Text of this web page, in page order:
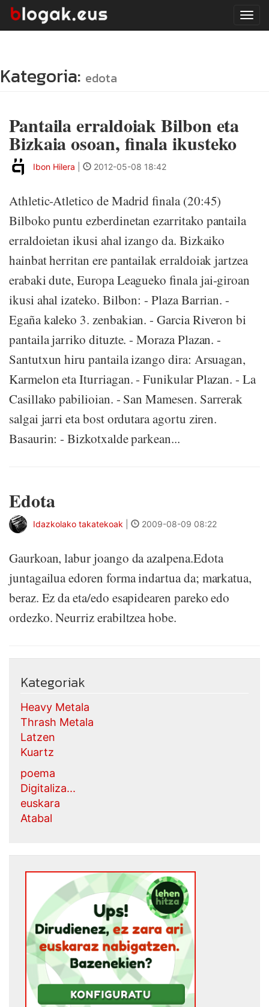
Kategoria: edota
Pantaila erraldoiak Bilbon eta
Bizkaia osoan, finala ikusteko
Ibon Hilera 2012-05-08 18:42
Athletic-Atletico de Madrid finala (20:45)
Bilboko puntu ezberdinetan ezarritako pantaila
erraldoietan ikusi ahal izango da. Bizkaiko
hainbat herritan ere pantailak erraldoiak jartzea
erabaki dute, Europa Leagueko finala jai-giroan
ikusi ahal izateko. Bilbon: - Plaza Barrian. -
Egaña kaleko 3. zenbakian. - Garcia Riveron bi
pantaila jarriko dituzte. - Moraza Plazan. -
Santutxun hiru pantaila izango dira: Arsuagan,
Karmelon eta Iturriagan. - Funikular Plazan. - La
Casillako pabilioian. - San Mamesen. Sarrerak
salgai jarri eta bost ordutara agortu ziren.
Basaurin: - Bizkotxalde parkean...
Edota
Idazkolako takatekoak 2009-08-09 08:22
Gaurkoan, labur joango da azalpena.Edota
juntagailua edoren forma indartua da; markatua,
beraz. Ez da eta/edo esapidearen pareko edo
ordezko. Neurriz erabiltzea hobe.
Kategoriak
Heavy Metala
Thrash Metala
Latzen
Kuartz
poema
Digitaliza...
euskara
Atabal